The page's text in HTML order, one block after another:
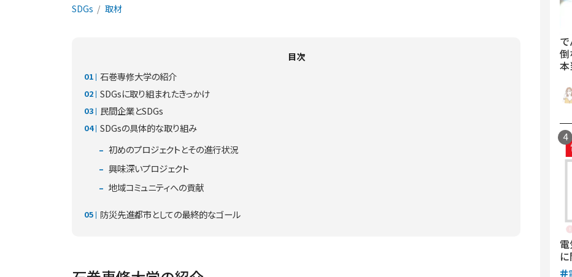
SDGs 取材
目次
石巻専修大学の紹介
SDGsに取り組まれたきっかけ
民間企業とSDGs
SDGsの具体的な取り組み
初めのプロジェクトとその進行状況
興味深いプロジェクト
地域コミュニティへの貢献
防災先進都市としての最終的なゴール
本